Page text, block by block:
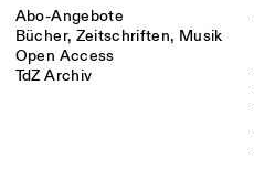
Abo-Angebote
Bücher, Zeitschriften, Musik
Open Access
TdZ Archiv